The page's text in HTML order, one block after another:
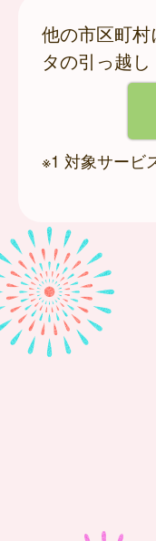
他の市区町
タの引っ越
※1 対象サービ